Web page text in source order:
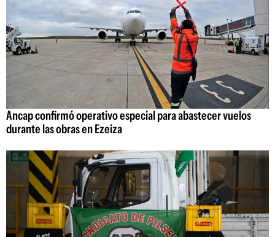
Ancap confirmó operativo especial para abastecer vuelos
durante las obras en Ezeiza